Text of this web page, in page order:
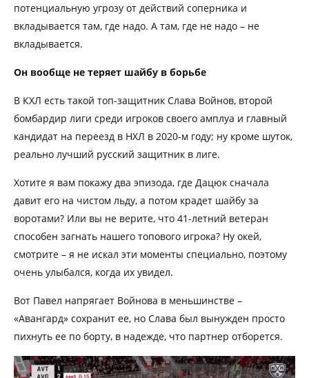
потенциальную угрозу от действий соперника и
вкладывается там, где надо. А там, где не надо – не
вкладывается.
Он вообще не теряет шайбу в борьбе
В КХЛ есть такой топ-защитник Слава Войнов, второй
бомбардир лиги среди игроков своего амплуа и главный
кандидат на переезд в НХЛ в 2020-м году; ну кроме шуток,
реально лучший русский защитник в лиге.
Хотите я вам покажу два эпизода, где Дацюк сначала
давит его на чистом льду, а потом крадет шайбу за
воротами? Или вы не верите, что 41-летний ветеран
способен загнать нашего топового игрока? Ну окей,
смотрите – я не искал эти моменты специально, поэтому
очень улыбался, когда их увидел.
Вот Павел напрягает Войнова в меньшинстве –
«Авангард» сохранит ее, но Слава был вынужден просто
пихнуть ее по борту, в надежде, что партнер отборется.